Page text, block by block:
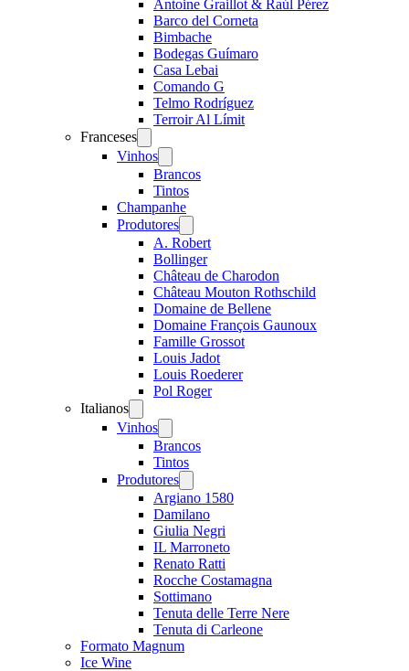
Antoine Graillot & Raúl Pérez
Barco del Corneta
Bimbache
Bodegas Guímaro
Casa Lebai
Comando G
Telmo Rodríguez
Terroir Al Límit
Franceses
menu
Vinhos
menu
Brancos
Tintos
Champanhe
Produtores
menu
A. Robert
Bollinger
Château de Charodon
Château Mouton Rothschild
Domaine de Bellene
Domaine François Gaunoux
Famille Grossot
Louis Jadot
Louis Roederer
Pol Roger
Italianos
menu
Vinhos
menu
Brancos
Tintos
Produtores
menu
Argiano 1580
Damilano
Giulia Negri
IL Marroneto
Renato Ratti
Rocche Costamagna
Sottimano
Tenuta delle Terre Nere
Tenuta di Carleone
Formato Magnum
Ice Wine